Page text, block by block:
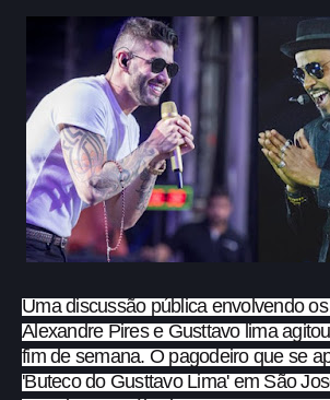
Uma discussão pública envolvendo
Alexandre Pires e Gusttavo lima
fim de semana. O pagodeiro que se
'Buteco do Gusttavo Lima' em São